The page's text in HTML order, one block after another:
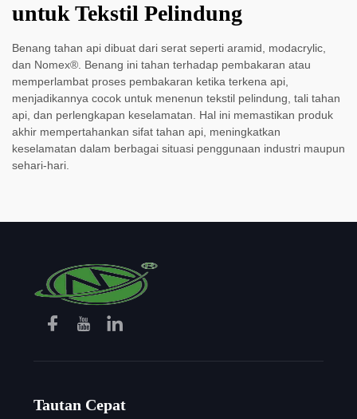
untuk Tekstil Pelindung
Benang tahan api dibuat dari serat seperti aramid, modacrylic,
dan Nomex®. Benang ini tahan terhadap pembakaran atau
memperlambat proses pembakaran ketika terkena api,
menjadikannya cocok untuk menenun tekstil pelindung, tali tahan
api, dan perlengkapan keselamatan. Hal ini memastikan produk
akhir mempertahankan sifat tahan api, meningkatkan
keselamatan dalam berbagai situasi penggunaan industri maupun
sehari-hari.
Tautan Cepat